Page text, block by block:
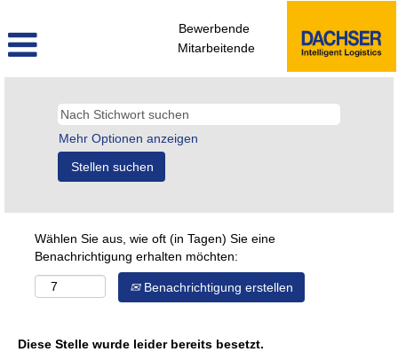
Bewerbende
Mitarbeitende
Mehr Optionen anzeigen
Wählen Sie aus, wie oft (in Tagen) Sie eine
Benachrichtigung erhalten möchten:
Benachrichtigung erstellen
Diese Stelle wurde leider bereits besetzt.